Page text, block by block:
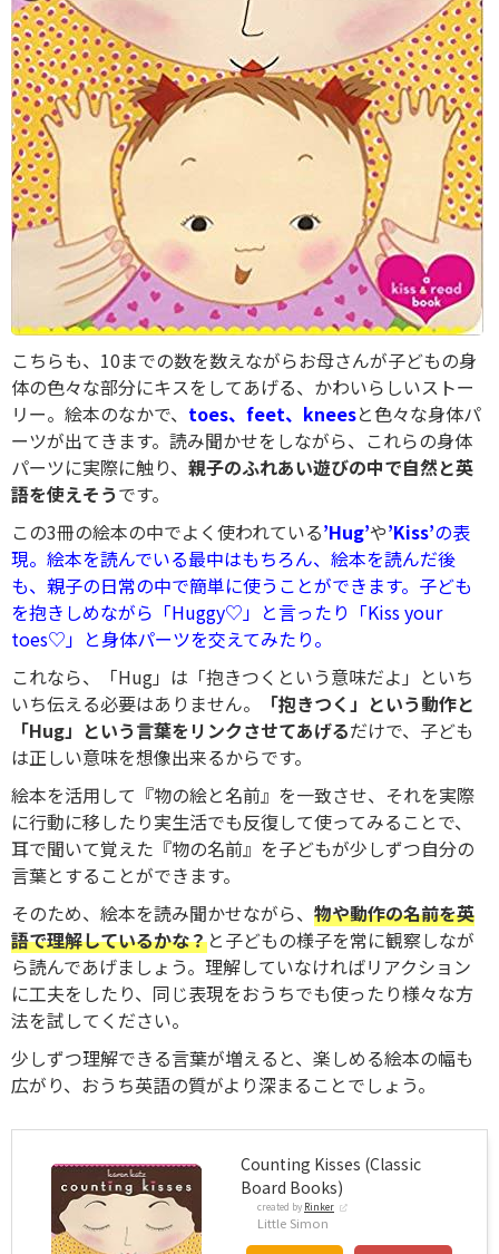
こちらも、10までの数を数えながらお母さんが子どもの身
体の色々な部分にキスをしてあげる、かわいらしいストー
リー。絵本のなかで、 toes、feet、kneesと色々な身体パ
ーツが出てきます。読み聞かせをしながら、これらの身体
パーツに実際に触り、 親子のふれあい遊びの中で自然と英
語を使えそうです。
この3冊の絵本の中でよく使われている’Hug’や’Kiss’の表
現。絵本を読んでいる最中はもちろん、絵本を読んだ後
も、親子の日常の中で簡単に使うことができます。子ども
を抱きしめながら「Huggy♡」と言ったり「Kiss your
toes♡」と身体パーツを交えてみたり。
これなら、「Hug」は「抱きつくという意味だよ」といち
いち伝える必要はありません。
「抱きつく」という動作と
「Hug」という言葉をリンクさせてあげるだけで、子ども
は正しい意味を想像出来るからです。
絵本を活用して『物の絵と名前』を一致させ、それを実際
に行動に移したり実生活でも反復して使ってみることで、
耳で聞いて覚えた『物の名前』を子どもが少しずつ自分の
言葉とすることができます。
そのため、絵本を読み聞かせながら、 物や動作の名前を英
語で理解しているかな？と子どもの様子を常に観察しなが
ら読んであげましょう。理解していなければリアクション
に工夫をしたり、同じ表現をおうちでも使ったり様々な方
法を試してください。
少しずつ理解できる言葉が増えると、楽しめる絵本の幅も
広がり、おうち英語の質がより深まることでしょう。
Counting Kisses (Classic
Board Books)
created by Rinker
Little Simon